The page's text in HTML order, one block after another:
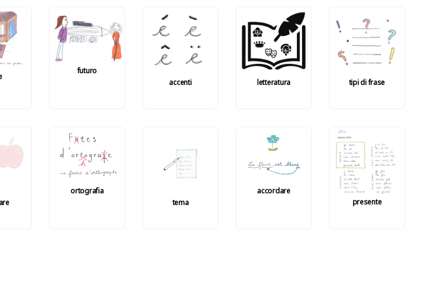
futuro
accenti
letteratura tipi di frase
ortografia
tema
accordare
presente